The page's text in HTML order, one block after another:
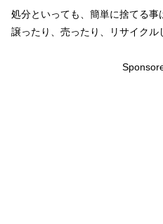
処分といっても、簡単に捨てる
譲ったり、売ったり、リサイクル